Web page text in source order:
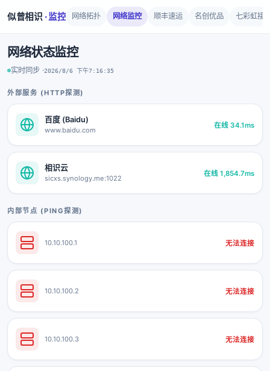
似曾相识 · 监控 网络拓扑 网络监控 顺丰速运 名创优品 七彩虹接
网络状态监控
实时同步 ·2026/8/6 下午7:16:35
外部服务 (HTTP探测)
百度 (Baidu)
www.baidu.com
在线 34.1ms
相识云
sicxs.synology.me:1022
在线 1,854.7ms
内部节点 (PING探测)
10.10.100.1 无法连接
10.10.100.2 无法连接
10.10.100.3 无法连接